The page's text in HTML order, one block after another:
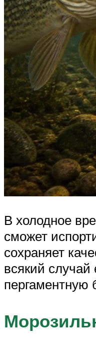
В холодное
сможет
сохраняет
всякий
пергаментную